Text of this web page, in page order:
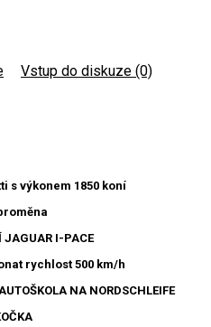
Vstup do diskuze (0)
s výkonem 1850 koní
JAGUAR I-PACE
rychlost 500 km/h
NA NORDSCHLEIFE